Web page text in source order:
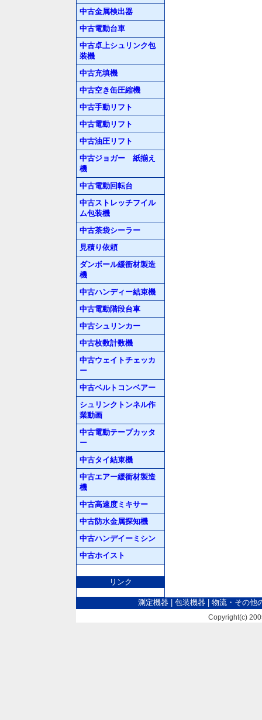
中古金属検出器
中古電動台車
中古卓上シュリンク包
装機
中古充填機
中古空き缶圧縮機
中古手動リフト
中古電動リフト
中古油圧リフト
中古ジョガー 紙揃え
機
中古電動回転台
中古ストレッチフイル
ム包装機
中古茶袋シーラー
見積り依頼
ダンボール緩衝材製造
機
中古ハンディー結束機
中古電動階段台車
中古シュリンカー
中古枚数計数機
中古ウェイトチェッカ
ー
中古ベルトコンベアー
シュリンクトンネル作
業動画
中古電動テープカッタ
ー
中古タイ結束機
中古エアー緩衝材製造
機
中古高速度ミキサー
中古防水金属探知機
中古ハンデイーミシン
中古ホイスト
リンク
測定機器 包装機器 物流・その他
Copyright(c)